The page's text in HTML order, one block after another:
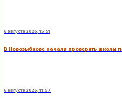
6 августа 2026, 15:51
В Новозыбкове начали проверять школы
6 августа 2026, 11:57